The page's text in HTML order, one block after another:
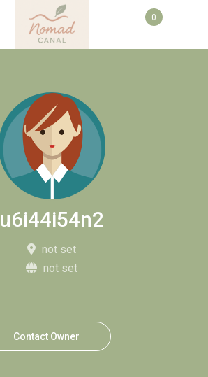
0
u6i44i54n2
not set
not set
Contact Owner